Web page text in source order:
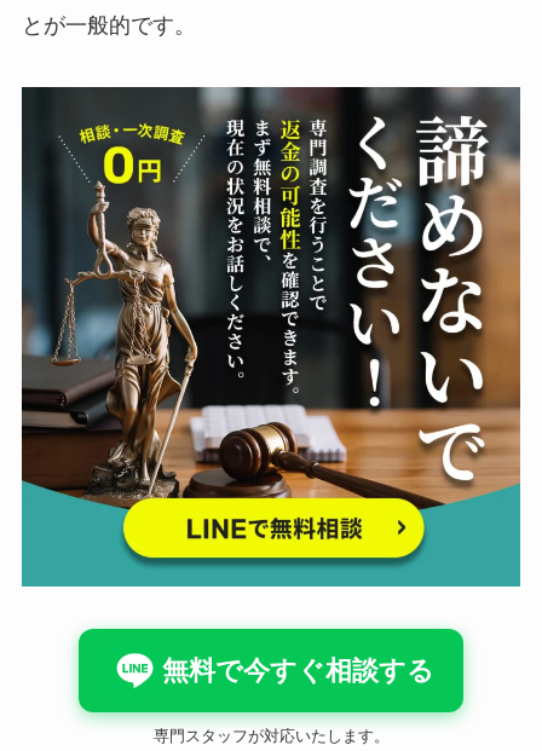
とが一般的です。
無料で今すぐ相談する
専門スタッフが対応いたします。